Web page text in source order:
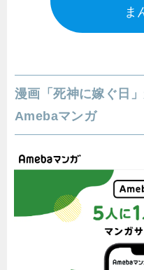
ま
漫画「死神に嫁ぐ日
Amebaマンガ